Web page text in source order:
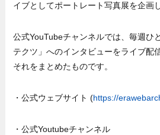
イブとしてポートレート写真展を企画
公式YouTubeチャンネルでは、毎週ひ
テクツ」へのインタビューをライブ配
それをまとめたものです。
・公式ウェブサイト (https://
・公式Youtubeチャンネル